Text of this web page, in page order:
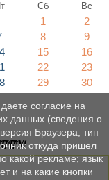
Сб Вс
1
2
8
9
15
16
22
23
29
30
согласие на
данных (сведения о
Браузера; тип
откуда пришел
какой рекламе; язык
и на какие кнопки